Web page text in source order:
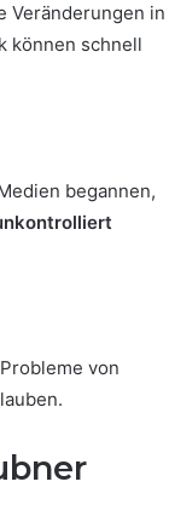
Veränderungen in
können schnell
begannen,
von